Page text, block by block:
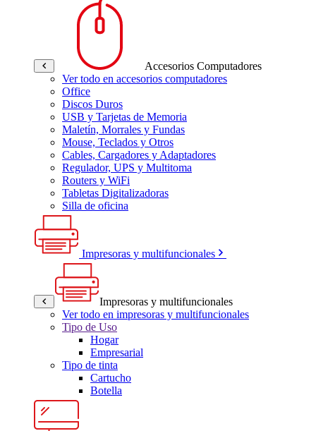
Accesorios Computadores
Ver todo en accesorios computadores
Office
Discos Duros
USB y Tarjetas de Memoria
Maletín, Morrales y Fundas
Mouse, Teclados y Otros
Cables, Cargadores y Adaptadores
Regulador, UPS y Multitoma
Routers y WiFi
Tabletas Digitalizadoras
Silla de oficina
Impresoras y multifuncionales
Impresoras y multifuncionales
Ver todo en impresoras y multifuncionales
Tipo de Uso
Hogar
Empresarial
Tipo de tinta
Cartucho
Botella